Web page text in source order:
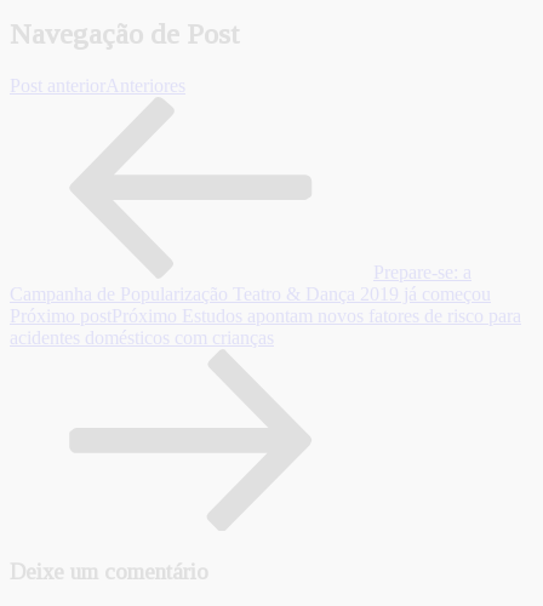
Navegação de Post
Post anterior Anteriores
Prepare-se: a
Campanha de Popularização Teatro & Dança 2019 já começou
Próximo post Próximo Estudos apontam novos fatores de risco para
acidentes domésticos com crianças
Deixe um comentário